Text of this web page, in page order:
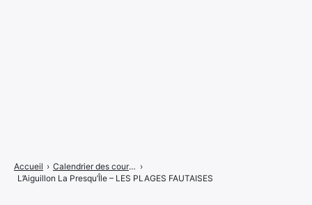
Accueil › Calendrier des courses ›
L’Aiguillon La Presqu’Île – LES PLAGES FAUTAISES